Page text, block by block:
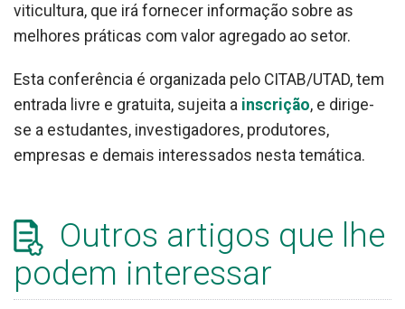
viticultura, que irá fornecer informação sobre as
melhores práticas com valor agregado ao setor.
Esta conferência é organizada pelo CITAB/UTAD, tem
entrada livre e gratuita, sujeita a inscrição, e dirige-
se a estudantes, investigadores, produtores,
empresas e demais interessados nesta temática.
Outros artigos que lhe
podem interessar